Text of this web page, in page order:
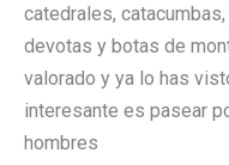
catedrales,
devotas y botas de
valorado y ya lo has
interesante es pasear
hombres